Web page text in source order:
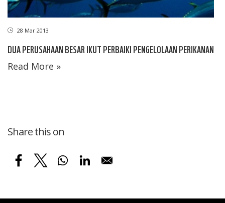
28 Mar 2013
DUA PERUSAHAAN BESAR IKUT PERBAIKI PENGELOLAAN PERIKANAN
Read More »
Share this on